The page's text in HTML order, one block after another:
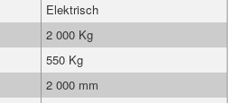
Elektrisch
2 000 Kg
550 Kg
2 000 mm